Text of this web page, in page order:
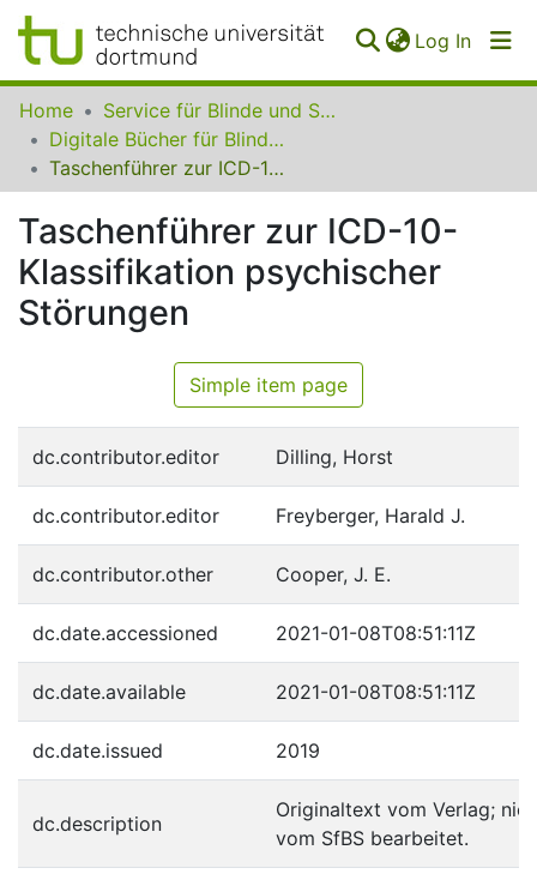
Log In
Communities
Collections
FAQ
Home
Service für Blinde und Sehbehinderte der UB Dortmund
Digitale Bücher für Blinde und Sehbehinderte
Taschenführer zur ICD-10-Klassifikation psychischer Störungen
Taschenführer zur ICD-10-
Klassifikation psychischer
Störungen
Simple item page
dc.contributor.editor Dilling, Horst
dc.contributor.editor Freyberger, Harald J.
dc.contributor.other Cooper, J. E.
dc.date.accessioned 2021-01-08T08:51:11Z
dc.date.available 2021-01-08T08:51:11Z
dc.date.issued 2019
dc.description
Originaltext vom Verlag;
vom SfBS bearbeitet.